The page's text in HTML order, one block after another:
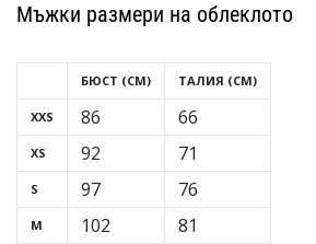
марката.
11. 8. 2022
•
1 мин. четене
Партньорска
програма
WeplayVolleyball
Мъжки размери на облеклото
XXS
XS
S
M
БЮСТ (CM)
86
92
97
102
ТАЛИЯ (CM)
66
71
76
81